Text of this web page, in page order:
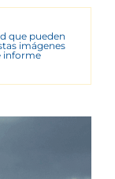
que pueden
imágenes
informe